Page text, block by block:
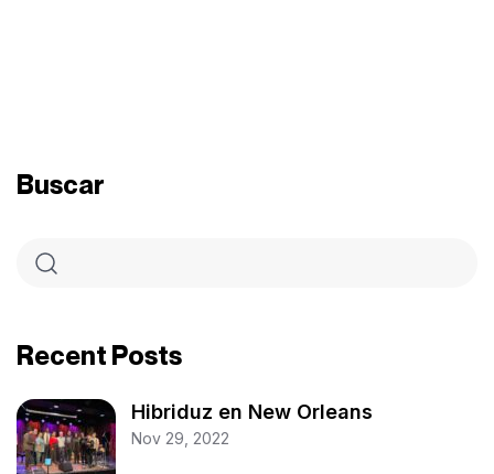
Buscar
Recent Posts
Hibriduz en New Orleans
Nov 29, 2022